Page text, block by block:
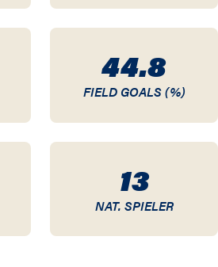
44.8
FIELD GOALS (%)
13
NAT. SPIELER